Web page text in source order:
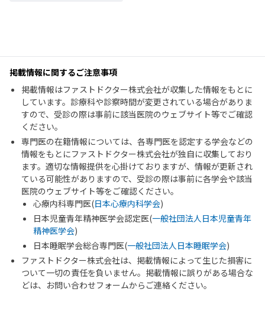
掲載情報に関するご注意事項
掲載情報はファストドクター株式会社が収集した情報をもとに
しています。診療科や診察時間が変更されている場合がありま
すので、受診の際は事前に該当医院のウェブサイト等でご確認
ください。
専門医の在籍情報については、各専門医を認定する学会などの
情報をもとにファストドクター株式会社が独自に収集しており
ます。適切な情報提供を心掛けておりますが、情報が更新され
ている可能性がありますので、受診の際は事前に各学会や該当
医院のウェブサイト等をご確認ください。
心療内科専門医(日本心療内科学会)
日本児童青年精神医学会認定医(一般社団法人日本児童青年
精神医学会)
日本睡眠学会総合専門医(一般社団法人日本睡眠学会)
ファストドクター株式会社は、掲載情報によって生じた損害に
ついて一切の責任を負いません。掲載情報に誤りがある場合な
どは、お問い合わせフォームからご連絡ください。